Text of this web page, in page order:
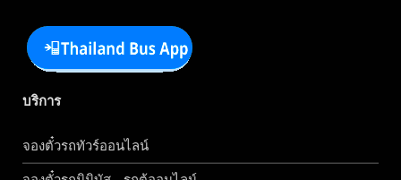
บริการ
จองตั๋วรถทัวร์ออนไลน์